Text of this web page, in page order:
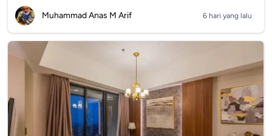
Muhammad Anas M Arif 6 hari yang lalu